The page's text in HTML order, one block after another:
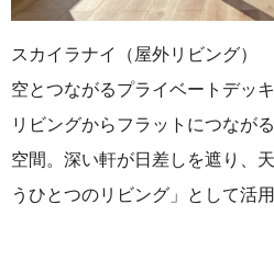
スカイラナイ（屋外リビング）
空とつながるプライベートデッキ
リビングからフラットにつなが
空間。深い軒が日差しを遮り、
うひとつのリビング」として活用